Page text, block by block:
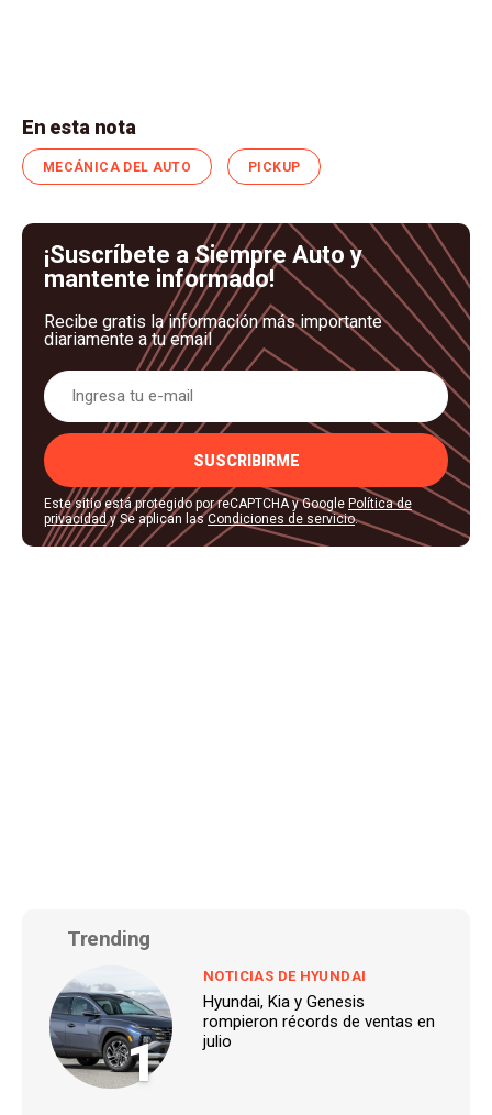
En esta nota
MECÁNICA DEL AUTO PICKUP
¡Suscríbete a Siempre Auto y
mantente informado!
Recibe gratis la información más importante
diariamente a tu email
SUSCRIBIRME
Este sitio está protegido por reCAPTCHA y Google Política de
privacidady Se aplican lasCondiciones de servicio.
Trending
1
NOTICIAS DE HYUNDAI
Hyundai, Kia y Genesis
rompieron récords de ventas en
julio